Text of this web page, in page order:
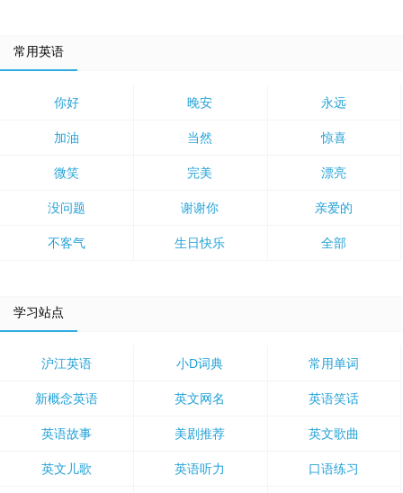
常用英语
你好 晚安 永远
加油 当然 惊喜
微笑 完美 漂亮
没问题 谢谢你 亲爱的
不客气 生日快乐 全部
学习站点
沪江英语 小D词典 常用单词
新概念英语 英文网名 英语笑话
英语故事 美剧推荐 英文歌曲
英文儿歌 英语听力 口语练习